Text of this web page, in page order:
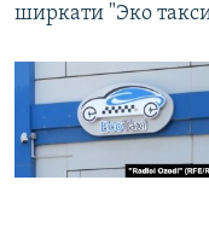
ширкати "Эко